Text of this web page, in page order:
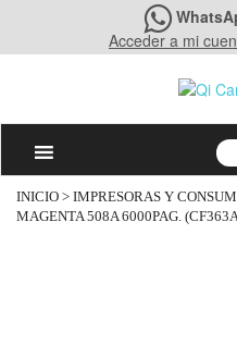
Acceder a mi
INICIO > IMPRESORAS Y
MAGENTA 508A 6000PAG.